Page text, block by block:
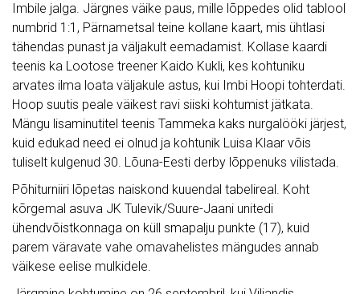
Imbile jalga. Järgnes väike paus, mille lõppedes olid tablool
numbrid 1:1, Pärnametsal teine kollane kaart, mis ühtlasi
tähendas punast ja väljakult eemadamist. Kollase kaardi
teenis ka Lootose treener Kaido Kukli, kes kohtuniku
arvates ilma loata väljakule astus, kui Imbi Hoopi tohterdati.
Hoop suutis peale väikest ravi siiski kohtumist jätkata.
Mängu lisaminutitel teenis Tammeka kaks nurgalööki järjest,
kuid edukad need ei olnud ja kohtunik Luisa Klaar võis
tuliselt kulgenud 30. Lõuna-Eesti derby lõppenuks vilistada.
Põhiturniiri lõpetas naiskond kuuendal tabelireal. Koht
kõrgemal asuva JK Tulevik/Suure-Jaani unitedi
ühendvõistkonnaga on küll smapalju punkte (17), kuid
parem väravate vahe omavahelistes mängudes annab
väikese eelise mulkidele.